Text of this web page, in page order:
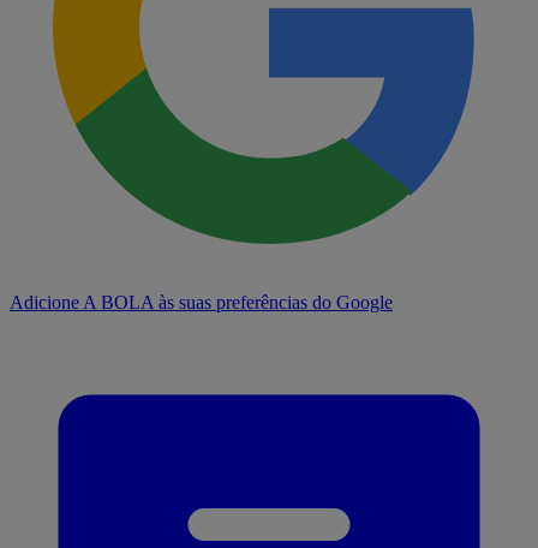
Adicione A BOLA às suas preferências do Google